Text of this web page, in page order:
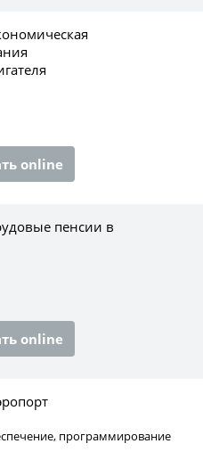
online
пенсии в
online
программирование